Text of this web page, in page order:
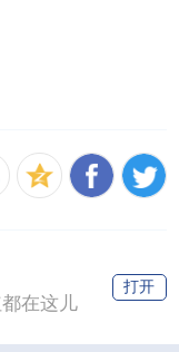
在这儿
打开